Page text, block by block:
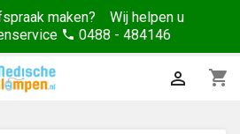
maken? Wij helpen u
phone 0488 - 484146
shopping_cart
